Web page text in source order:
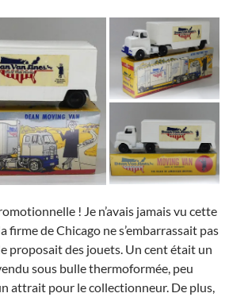
! Je n’avais jamais vu cette
firme de Chicago ne s’embarrassait pas
proposait des jouets. Un cent était un
sous bulle thermoformée, peu
attrait pour le collectionneur. De plus,